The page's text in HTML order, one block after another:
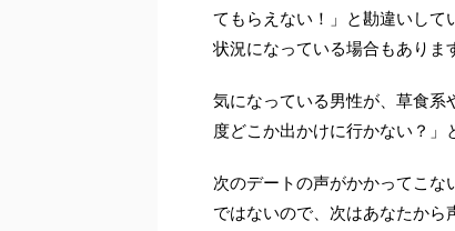
てもらえない！」と勘違いして
状況になっている場合もありま
気になっている男性が、草食
度どこか出かけに行かない？」
次のデートの声がかかってこ
ではないので、次はあなたから